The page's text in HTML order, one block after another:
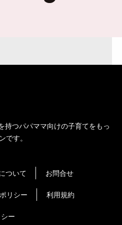
持つパパママ向けの子育てをもっ
です。
ついて お問合せ
リシー 利用規約
ー